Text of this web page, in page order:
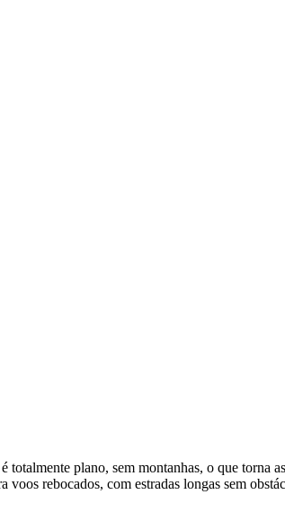
plano, sem montanhas, o que torna
rebocados, com estradas longas sem